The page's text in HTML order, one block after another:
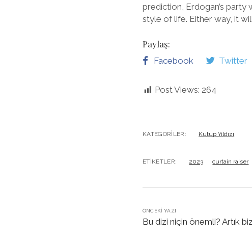
prediction, Erdogan’s party
style of life. Either way, it
Paylaş:
Facebook Twitter
Post Views: 264
KATEGORILER: Kutup Yıldızı
ETIKETLER: 2023 curtain raiser
ÖNCEKI YAZI
Bu dizi niçin önemli? Artık